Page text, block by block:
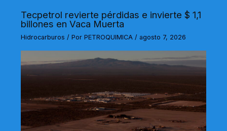
Tecpetrol revierte pérdidas e invierte $ 1,1
billones en Vaca Muerta
Hidrocarburos / PorPETROQUIMICA/ agosto 7, 2026